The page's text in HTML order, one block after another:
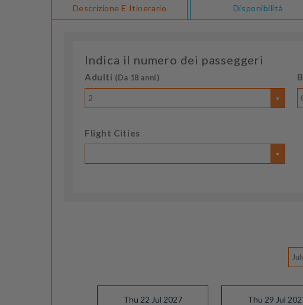
Descrizione E Itinerario Disponibilità
Indica il numero dei passeggeri
Adulti (Da 18 anni)
2
Flight Cities
Thu 22 Jul 2027 Thu 29 Jul